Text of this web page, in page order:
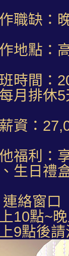
職缺：
地點：
時間：
每月排休
資：
福利：
生日禮
絡窗口
10點~
9點後